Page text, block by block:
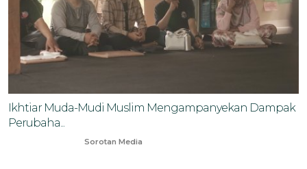
Ikhtiar Muda-Mudi Muslim Mengampanyekan Dampak
Perubaha...
Sorotan Media